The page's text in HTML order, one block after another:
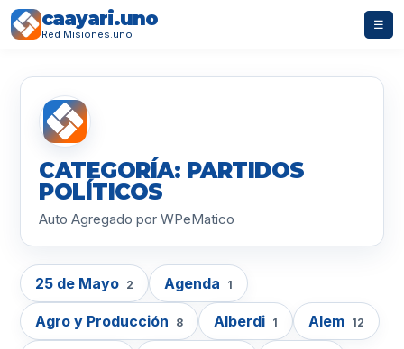
caayari.uno
Red Misiones.uno
☰
CATEGORÍA: PARTIDOS
POLÍTICOS
Auto Agregado por WPeMatico
25 de Mayo 2 Agenda 1
Agro y Producción 8 Alberdi 1 Alem 12